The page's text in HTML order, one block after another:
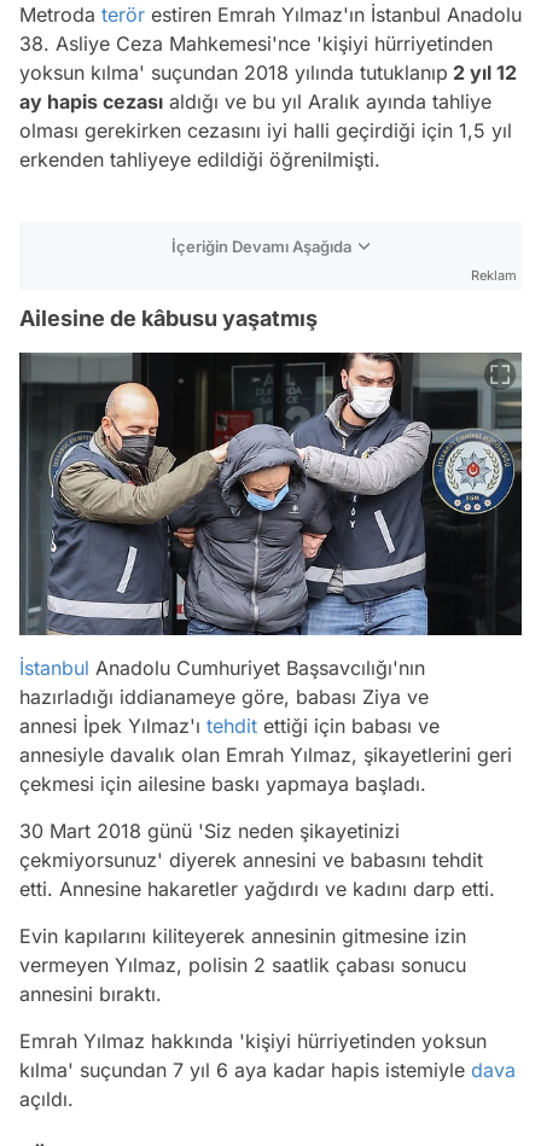
Metroda terör estiren Emrah Yılmaz'ın İstanbul Anadolu
38. Asliye Ceza Mahkemesi'nce 'kişiyi hürriyetinden
yoksun kılma' suçundan 2018 yılında tutuklanıp 2 yıl 12
ay hapis cezası aldığı ve bu yıl Aralık ayında tahliye
olması gerekirken cezasını iyi halli geçirdiği için 1,5 yıl
erkenden tahliyeye edildiği öğrenilmişti.
İçeriğin Devamı Aşağıda
Reklam
Ailesine de kâbusu yaşatmış
İstanbul Anadolu Cumhuriyet Başsavcılığı'nın
hazırladığı iddianameye göre, babası Ziya ve
annesi İpek Yılmaz'ı tehdit ettiği için babası ve
annesiyle davalık olan Emrah Yılmaz, şikayetlerini geri
çekmesi için ailesine baskı yapmaya başladı.
30 Mart 2018 günü 'Siz neden şikayetinizi
çekmiyorsunuz' diyerek annesini ve babasını tehdit
etti. Annesine hakaretler yağdırdı ve kadını darp etti.
Evin kapılarını kiliteyerek annesinin gitmesine izin
vermeyen Yılmaz, polisin 2 saatlik çabası sonucu
annesini bıraktı.
Emrah Yılmaz hakkında 'kişiyi hürriyetinden yoksun
kılma' suçundan 7 yıl 6 aya kadar hapis istemiyle dava
açıldı.